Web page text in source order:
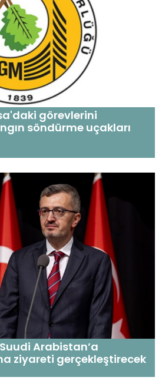
görevlerini
söndürme uçakları
Arabistan’a
ziyareti gerçekleştirecek